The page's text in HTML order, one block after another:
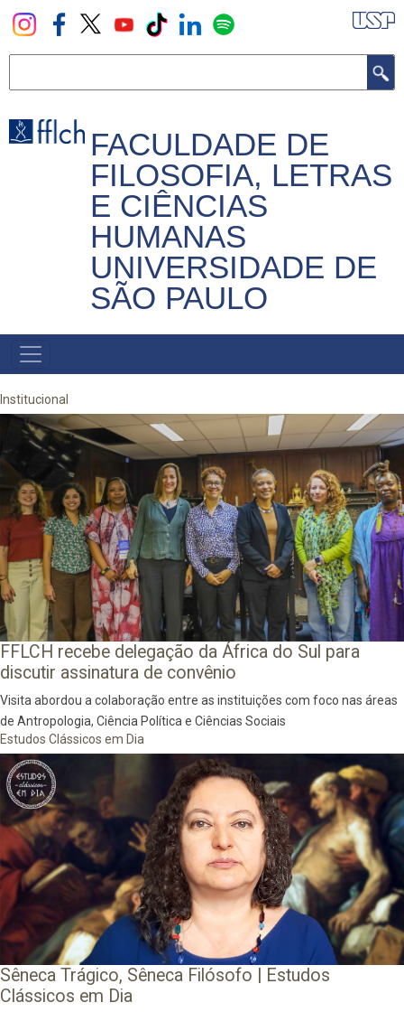
Pular
para
principal
FACULDADE DE
FILOSOFIA, LETRAS
E CIÊNCIAS
HUMANAS
UNIVERSIDADE DE
SÃO PAULO
NAVEGADOR
PRINCIPAL
Institucional
FFLCH recebe delegação da África do Sul para
discutir assinatura de convênio
Visita abordou a colaboração entre as instituições com foco nas áreas
de Antropologia, Ciência Política e Ciências Sociais
Estudos Clássicos em Dia
Sêneca Trágico, Sêneca Filósofo | Estudos
Clássicos em Dia